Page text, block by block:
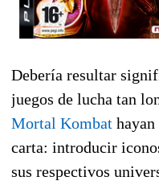
Debería resultar
juegos de lucha tan
Mortal Kombat
carta: introducir
sus respectivos